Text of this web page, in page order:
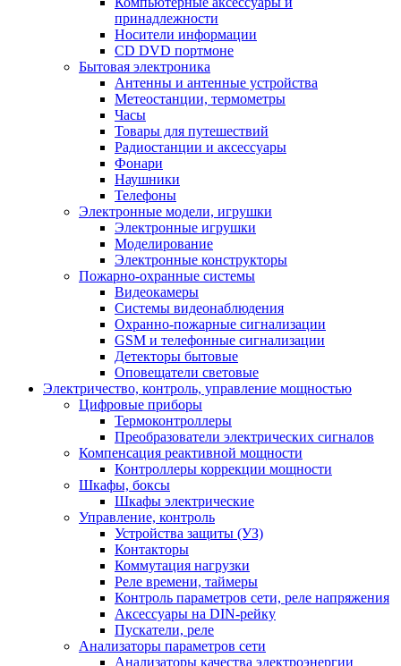
принадлежности
Носители информации
CD DVD портмоне
Бытовая электроника
Антенны и антенные устройства
Метеостанции, термометры
Часы
Товары для путешествий
Радиостанции и аксессуары
Фонари
Наушники
Телефоны
Электронные модели, игрушки
Электронные игрушки
Моделирование
Электронные конструкторы
Пожарно-охранные системы
Видеокамеры
Системы видеонаблюдения
Охранно-пожарные сигнализации
GSM и телефонные сигнализации
Детекторы бытовые
Оповещатели световые
Электричество, контроль, управление мощностью
Цифровые приборы
Термоконтроллеры
Преобразователи электрических сигналов
Компенсация реактивной мощности
Контроллеры коррекции мощности
Шкафы, боксы
Шкафы электрические
Управление, контроль
Устройства защиты (УЗ)
Контакторы
Коммутация нагрузки
Реле времени, таймеры
Контроль параметров сети, реле напряжения
Аксессуары на DIN-рейку
Пускатели, реле
Анализаторы параметров сети
Анализаторы качества электроэнергии